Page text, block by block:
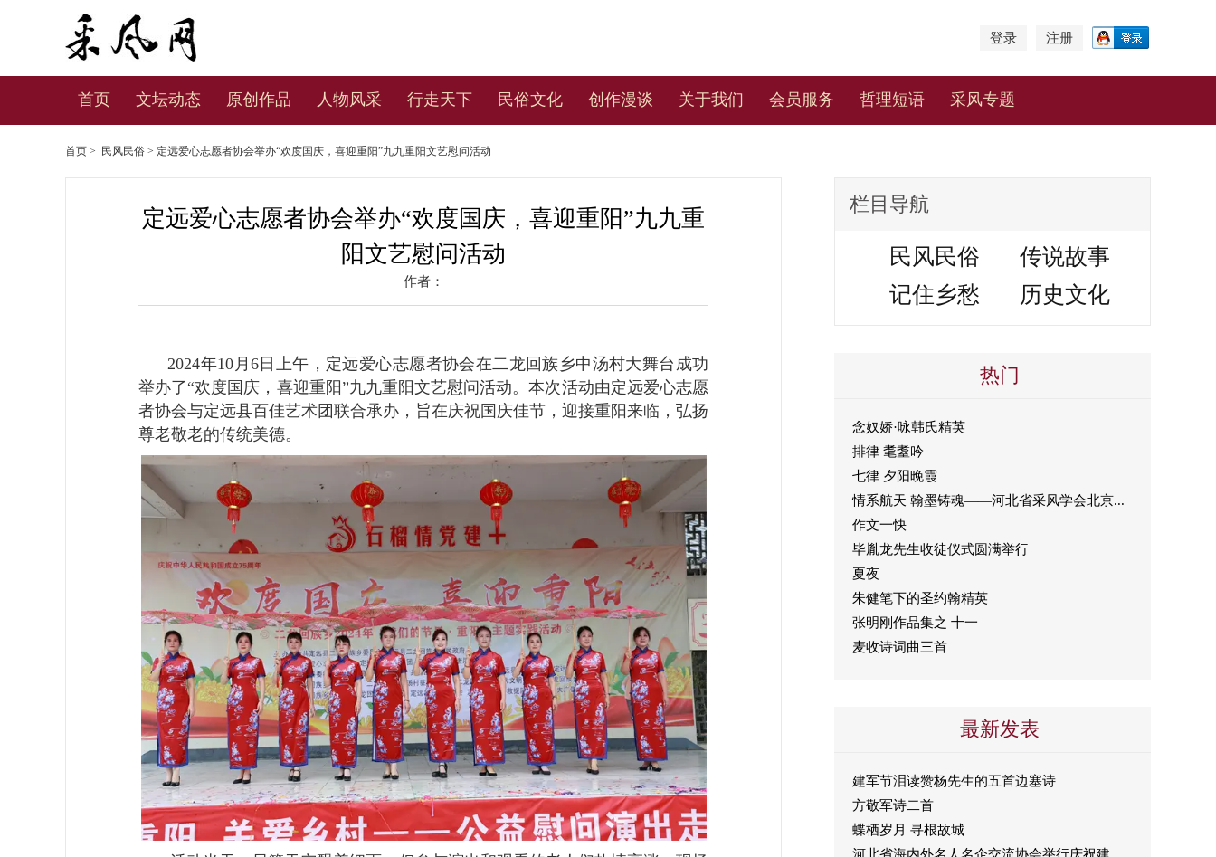
注册
登录
首页 文坛动态 原创作品 人物风采 行走天下 民俗文化 创作漫谈 关于我们 会员服务 哲理短语 采风专题
首页 > 民风民俗 > 定远爱心志愿者协会举办“欢度国庆，喜迎重阳”九九重阳文艺慰问活动
定远爱心志愿者协会举办“欢度国庆，喜迎重阳”九九重
阳文艺慰问活动
作者：
2024年10月6日上午，定远爱心志愿者协会在二龙回族乡中汤村大舞台成功
举办了“欢度国庆，喜迎重阳”九九重阳文艺慰问活动。本次活动由定远爱心志愿
者协会与定远县百佳艺术团联合承办，旨在庆祝国庆佳节，迎接重阳来临，弘扬
尊老敬老的传统美德。
栏目导航
民风民俗
传说故事
记住乡愁
历史文化
热门
念奴娇·咏韩氏精英
排律 耄耋吟
七律 夕阳晚霞
情系航天 翰墨铸魂——河北省采风学会北京...
作文一快
毕胤龙先生收徒仪式圆满举行
夏夜
朱健笔下的圣约翰精英
张明刚作品集之 十一
麦收诗词曲三首
最新发表
建军节泪读赞杨先生的五首边塞诗
方敬军诗二首
蝶栖岁月 寻根故城